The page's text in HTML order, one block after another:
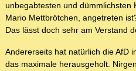
unbegabtesten und dümmlichsten
Mario Mettbrötchen, angetreten
Das lässt doch sehr am Verstand
Andererseits hat natürlich die AfD
das maximale herausgeholt.